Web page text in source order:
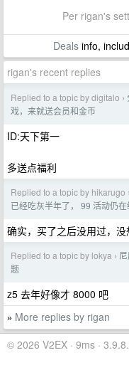
Per rigan's
Dealsinfo,
rigan's recent replies
Replied to a topic by digitalo ›
戏，来就送会员和金币
ID:天下第一
多送点福利
Replied to a topic by hikarugo ›
已经吃灰半年了， 99 活动仍在
确实，买了之后没用过，
Replied to a topic by lokya ›
题
z5 去年好像才 8000 吧
» More replies by rigan
© 2026 V2EX · 9ms ·